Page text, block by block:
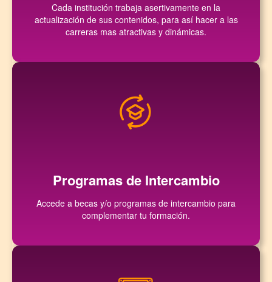
Cada institución trabaja asertivamente en la
actualización de sus contenidos, para así hacer a las
carreras mas atractivas y dinámicas.
Programas de Intercambio
Accede a becas y/o programas de intercambio para
complementar tu formación.